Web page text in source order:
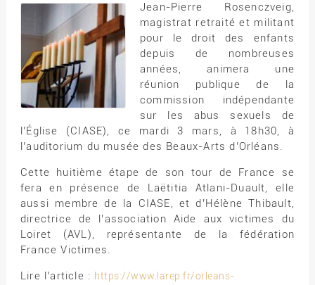
Jean-Pierre Rosenczveig,
magistrat retraité et militant
pour le droit des enfants
depuis de nombreuses
années, animera une
réunion publique de la
commission indépendante
sur les abus sexuels de
l’Église (CIASE), ce mardi 3 mars, à 18h30, à
l’auditorium du musée des Beaux-Arts d’Orléans.
Cette huitième étape de son tour de France se
fera en présence de Laëtitia Atlani-Duault, elle
aussi membre de la CIASE, et d’Hélène Thibault,
directrice de l’association Aide aux victimes du
Loiret (AVL), représentante de la fédération
France Victimes.
Lire l’article : https://www.larep.fr/orleans-